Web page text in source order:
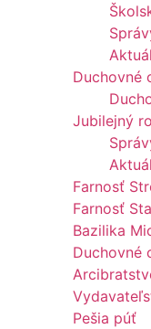
Duchovné
Jubilejný
Farnosť
Farnosť
Bazilika
Duchovné
Pešia púť